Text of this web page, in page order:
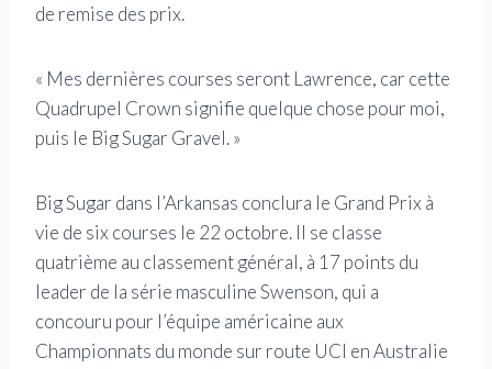
de remise des prix.
« Mes dernières courses seront Lawrence, car cette
Quadrupel Crown signifie quelque chose pour moi,
puis le Big Sugar Gravel. »
Big Sugar dans l’Arkansas conclura le Grand Prix à
vie de six courses le 22 octobre. Il se classe
quatrième au classement général, à 17 points du
leader de la série masculine Swenson, qui a
concouru pour l’équipe américaine aux
Championnats du monde sur route UCI en Australie